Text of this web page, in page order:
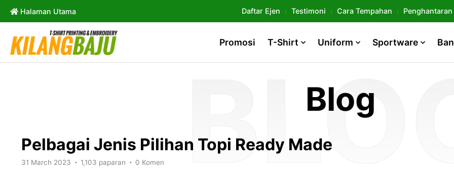
Halaman Utama Daftar Ejen Testimoni Cara Tempahan Penghantaran
Promosi T-Shirt Uniform Sportware
Blog
Pelbagai Jenis Pilihan Topi Ready Made
31 March 2023 • 1,103 paparan • 0 Komen